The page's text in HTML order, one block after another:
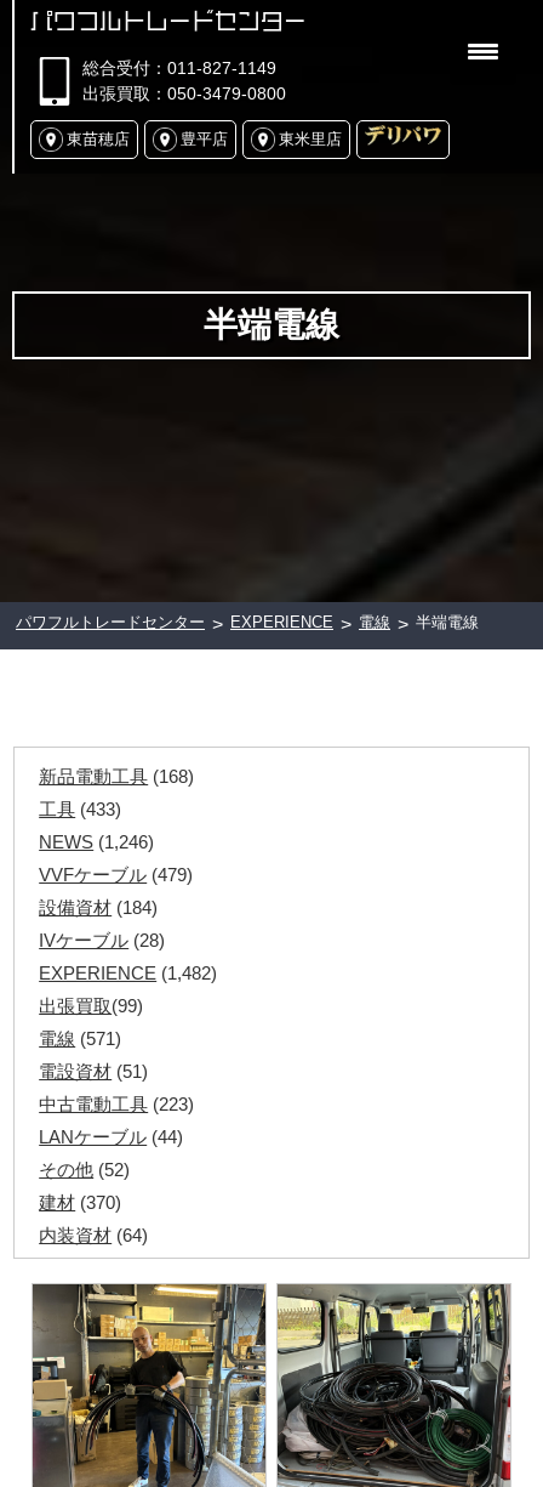
パワフルトレードセンター
総合受付：011-827-1149
出張買取：050-3479-0800
東苗穂店 豊平店 東米里店
半端電線
パワフルトレードセンター > EXPERIENCE > 電線 > 半端電線
新品電動工具 (168)
工具 (433)
NEWS (1,246)
VVFケーブル (479)
設備資材 (184)
IVケーブル (28)
EXPERIENCE (1,482)
出張買取(99)
電線 (571)
電設資材 (51)
中古電動工具 (223)
LANケーブル (44)
その他 (52)
建材 (370)
内装資材 (64)
ペアコイル(71)
その他ツール(48)
電化製品(40)
その他建築資材(113)
半端電線(40)
マイナーケーブル(13)